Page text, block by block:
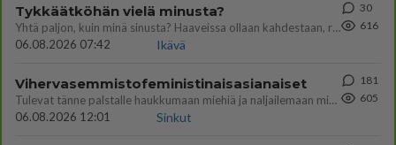
Tykkäätköhän vielä minusta?
Yhtä paljon, kuin minä sinusta? Haaveissa ollaan kahdestaan, rauhassa ja lähennytään fyysisesti ja tutustutaan syvemmin
06.08.2026 07:42
Ikävä
30
616
Vihervasemmistofeministinaisasianaiset
Tulevat tänne palstalle haukkumaan miehiä ja naljailemaan miehelle, kehuvat olevansa heitä parempia. Itse asuvat MIEHE
06.08.2026 12:01
Sinkut
181
605